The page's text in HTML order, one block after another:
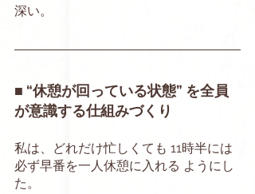
深い。
■ “休憩が回っている状態” を全員
が意識する仕組みづくり
私は、どれだけ忙しくても 11時半には
必ず早番を一人休憩に入れる ようにし
た。